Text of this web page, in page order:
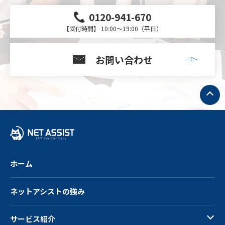
0120-941-670
【受付時間】 10:00～19:00（平日）
お問い合わせ
ト
ッ
プ
へ
ホーム
ネットアシストの強み
サービス紹介